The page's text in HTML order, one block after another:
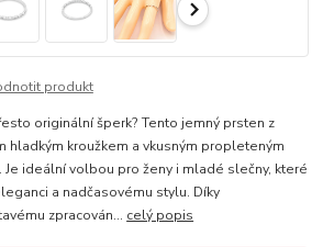
produkt
originální šperk? Tento jemný prsten z
hladkým kroužkem a vkusným propleteným
ideální volbou pro ženy i mladé slečny, které
a nadčasovému stylu. Díky
zpracován... celý popis